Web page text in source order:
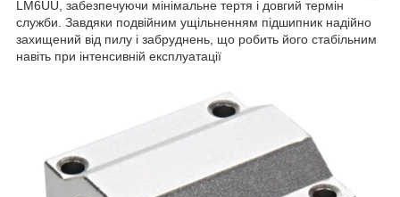
LM6UU, забезпечуючи мінімальне тертя і довгий термін
служби. Завдяки подвійним ущільненням підшипник надійно
захищений від пилу і забруднень, що робить його стабільним
навіть при інтенсивній експлуатації